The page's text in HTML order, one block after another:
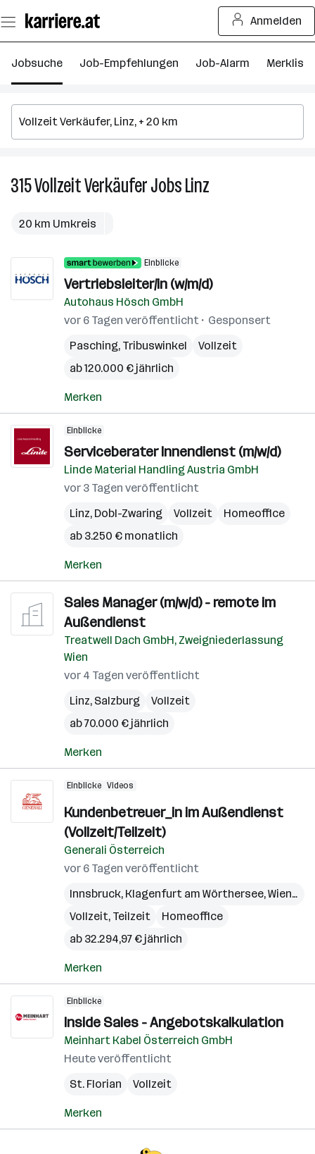
Seiteninhalt
springen
Anmelden
Jobsuche Job-Empfehlungen Job-Alarm Merkliste
315Vollzeit VerkäuferJobsLinz
20 km Umkreis
Einblicke
Vertriebsleiter/in (w/m/d)
Autohaus Hösch GmbH
vor 6 Tagen veröffentlicht
Gesponsert
Pasching, Tribuswinkel
Vollzeit
ab 120.000 € jährlich
Merken
Einblicke
Serviceberater Innendienst (m/w/d)
Linde Material Handling Austria GmbH
vor 3 Tagen veröffentlicht
Linz, Dobl-Zwaring Vollzeit
Homeoffice
ab 3.250 € monatlich
Merken
Sales Manager (m/w/d) - remote im
Außendienst
Treatwell Dach GmbH, Zweigniederlassung
Wien
vor 4 Tagen veröffentlicht
Linz, Salzburg
Vollzeit
ab 70.000 € jährlich
Merken
Einblicke Videos
Kundenbetreuer_in im Außendienst
(Vollzeit/Teilzeit)
Generali Österreich
vor 6 Tagen veröffentlicht
Innsbruck, Klagenfurt am Wörthersee,Wien,
Vollzeit, Teilzeit
Homeoffice
ab 32.294,97 € jährlich
Merken
Einblicke
Inside Sales - Angebotskalkulation
Meinhart Kabel Österreich GmbH
Heute veröffentlicht
St. Florian
Vollzeit
Merken